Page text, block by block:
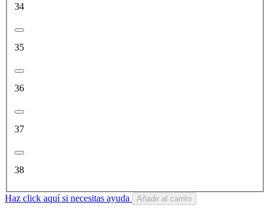
34
35
36
37
38
Haz click aquí si necesitas ayuda Añadir al carrito